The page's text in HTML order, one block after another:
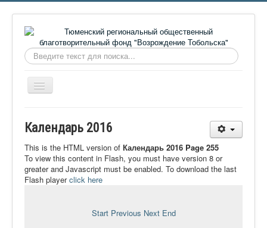
Искать...
Включить/
выключить
О фонде
Онлайн библиотека
Видеоматериалы
Сайт проекта Достоевский
Календарь 2016
This is the HTML version of Календарь 2016 Page 255
To view this content in Flash, you must have version 8 or
greater and Javascript must be enabled. To download the last
Flash playerclick here
Start Previous Next End